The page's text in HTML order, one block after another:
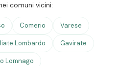
comuni vicini:
Comerio Varese
Lombardo Gavirate
Lomnago